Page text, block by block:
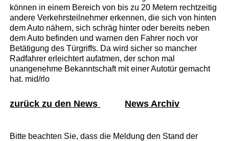
können in einem Bereich von bis zu 20 Metern rechtzeitig
andere Verkehrsteilnehmer erkennen, die sich von hinten
dem Auto nähern, sich schräg hinter oder bereits neben
dem Auto befinden und warnen den Fahrer noch vor
Betätigung des Türgriffs. Da wird sicher so mancher
Radfahrer erleichtert aufatmen, der schon mal
unangenehme Bekanntschaft mit einer Autotür gemacht
hat. mid/rlo
zurück zu den News News Archiv
Bitte beachten Sie, dass die Meldung den Stand der